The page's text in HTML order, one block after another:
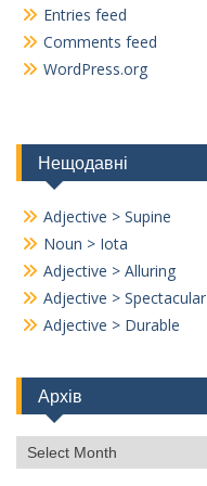
Entries feed
Comments feed
WordPress.org
Нещодавні
Adjective > Supine
Noun > Iota
Adjective > Alluring
Adjective > Spectacular
Adjective > Durable
Архів
Архів